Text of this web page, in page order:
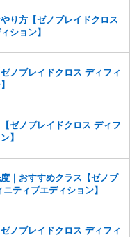
せんのでご注意くだ
の及ぶ内容の書き込みがあ
合もございますので、あら
り方【ゼノブレイドクロス
ション】
ノブレイドクロス ディフィ
ゼノブレイドクロス ディフ
】
｜おすすめクラス【ゼノブ
ティブエディション】
ノブレイドクロス ディフィ